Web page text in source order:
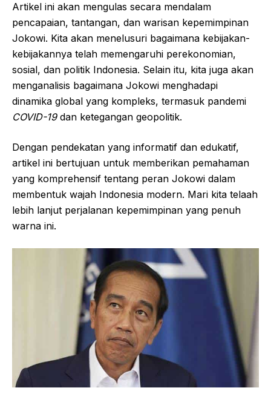
Artikel ini akan mengulas secara mendalam
pencapaian, tantangan, dan warisan kepemimpinan
Jokowi. Kita akan menelusuri bagaimana kebijakan-
kebijakannya telah memengaruhi perekonomian,
sosial, dan politik Indonesia. Selain itu, kita juga akan
menganalisis bagaimana Jokowi menghadapi
dinamika global yang kompleks, termasuk pandemi
COVID-19dan ketegangan geopolitik.
Dengan pendekatan yang informatif dan edukatif,
artikel ini bertujuan untuk memberikan pemahaman
yang komprehensif tentang peran Jokowi dalam
membentuk wajah Indonesia modern. Mari kita telaah
lebih lanjut perjalanan kepemimpinan yang penuh
warna ini.